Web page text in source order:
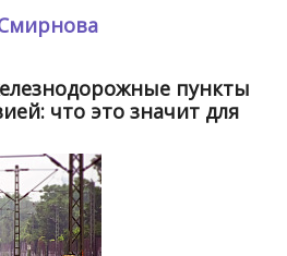
пункты
что это значит для